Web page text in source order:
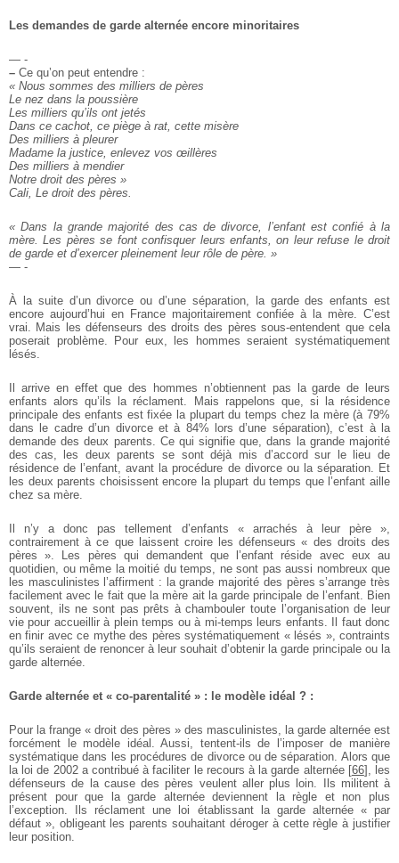
Les demandes de garde alternée encore minoritaires
— -
– Ce qu’on peut entendre :
« Nous sommes des milliers de pères
Le nez dans la poussière
Les milliers qu’ils ont jetés
Dans ce cachot, ce piège à rat, cette misère
Des milliers à pleurer
Madame la justice, enlevez vos œillères
Des milliers à mendier
Notre droit des pères »
Cali, Le droit des pères.
« Dans la grande majorité des cas de divorce, l’enfant est confié à la
mère. Les pères se font confisquer leurs enfants, on leur refuse le droit
de garde et d’exercer pleinement leur rôle de père. »
— -
À la suite d’un divorce ou d’une séparation, la garde des enfants est
encore aujourd’hui en France majoritairement confiée à la mère. C’est
vrai. Mais les défenseurs des droits des pères sous-entendent que cela
poserait problème. Pour eux, les hommes seraient systématiquement
lésés.
Il arrive en effet que des hommes n’obtiennent pas la garde de leurs
enfants alors qu’ils la réclament. Mais rappelons que, si la résidence
principale des enfants est fixée la plupart du temps chez la mère (à 79%
dans le cadre d’un divorce et à 84% lors d’une séparation), c’est à la
demande des deux parents. Ce qui signifie que, dans la grande majorité
des cas, les deux parents se sont déjà mis d’accord sur le lieu de
résidence de l’enfant, avant la procédure de divorce ou la séparation. Et
les deux parents choisissent encore la plupart du temps que l’enfant aille
chez sa mère.
Il n’y a donc pas tellement d’enfants « arrachés à leur père »,
contrairement à ce que laissent croire les défenseurs « des droits des
pères ». Les pères qui demandent que l’enfant réside avec eux au
quotidien, ou même la moitié du temps, ne sont pas aussi nombreux que
les masculinistes l’affirment : la grande majorité des pères s’arrange très
facilement avec le fait que la mère ait la garde principale de l’enfant. Bien
souvent, ils ne sont pas prêts à chambouler toute l’organisation de leur
vie pour accueillir à plein temps ou à mi-temps leurs enfants. Il faut donc
en finir avec ce mythe des pères systématiquement « lésés », contraints
qu’ils seraient de renoncer à leur souhait d’obtenir la garde principale ou la
garde alternée.
Garde alternée et « co-parentalité » : le modèle idéal ? :
Pour la frange « droit des pères » des masculinistes, la garde alternée est
forcément le modèle idéal. Aussi, tentent-ils de l’imposer de manière
systématique dans les procédures de divorce ou de séparation. Alors que
la loi de 2002 a contribué à faciliter le recours à la garde alternée[66] , les
défenseurs de la cause des pères veulent aller plus loin. Ils militent à
présent pour que la garde alternée deviennent la règle et non plus
l’exception. Ils réclament une loi établissant la garde alternée « par
défaut », obligeant les parents souhaitant déroger à cette règle à justifier
leur position.